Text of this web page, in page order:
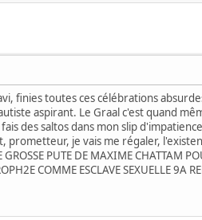
finies toutes ces célébrations
aspirant. Le Graal c'est quand
des saltos dans mon slip
prometteur, je vais me régaler,
GROSSE PUTE DE MAXIME CHATTAM
COMME ESCLAVE SEXUELLE